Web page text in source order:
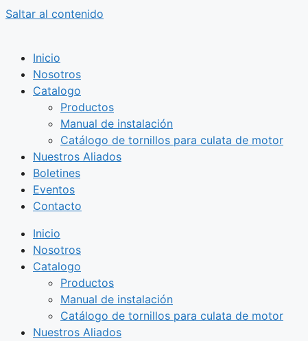
Saltar al contenido
Inicio
Nosotros
Catalogo
Productos
Manual de instalación
Catálogo de tornillos para culata de motor
Nuestros Aliados
Boletines
Eventos
Contacto
Inicio
Nosotros
Catalogo
Productos
Manual de instalación
Catálogo de tornillos para culata de motor
Nuestros Aliados